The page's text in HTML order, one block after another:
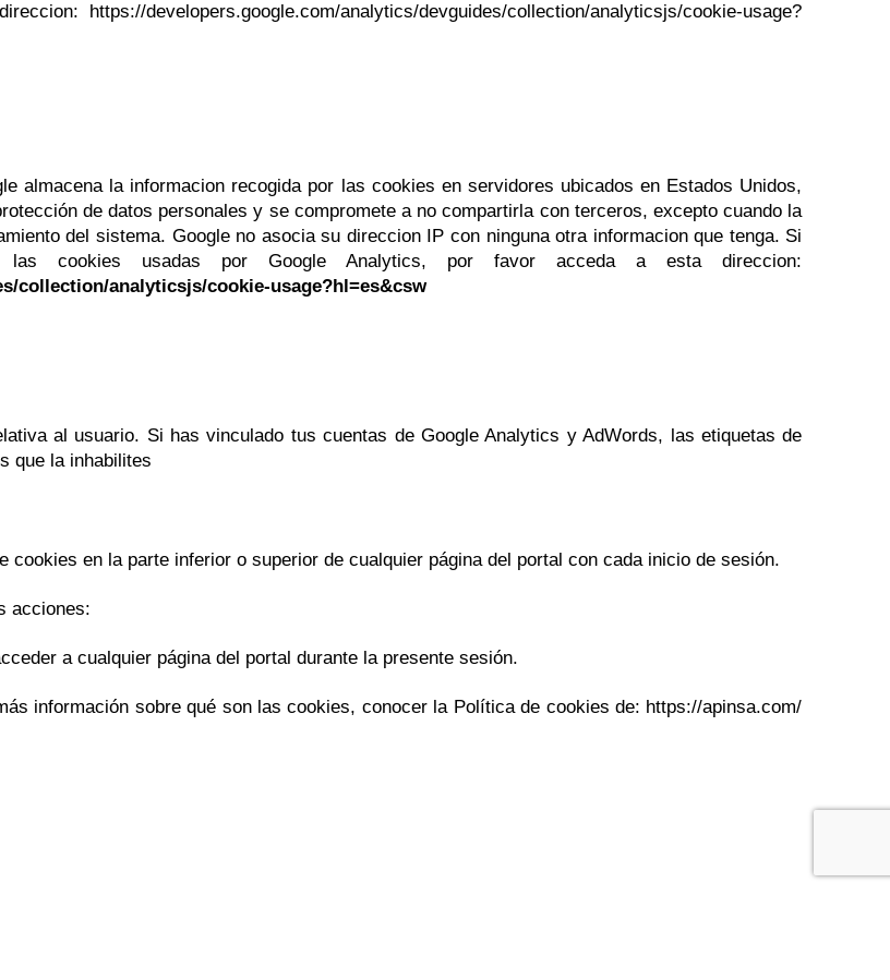
https://developers.google.com/analytics/devguides/collection/analyticsjs/cookie-usage?
almacena la informacion recogida por las cookies en servidores ubicados en Estados Unidos,
de datos personales y se compromete a no compartirla con terceros, excepto cuando la
del sistema. Google no asocia su direccion IP con ninguna otra informacion que tenga. Si
las cookies usadas por Google Analytics, por favor acceda a esta direccion:
collection/analyticsjs/cookie-usage?hl=es&csw
al usuario. Si has vinculado tus cuentas de Google Analytics y AdWords, las etiquetas de
que la inhabilites
en la parte inferior o superior de cualquier página del portal con cada inicio de sesión.
acciones:
a cualquier página del portal durante la presente sesión.
información sobre qué son las cookies, conocer la Política de cookies de: https://apinsa.com/